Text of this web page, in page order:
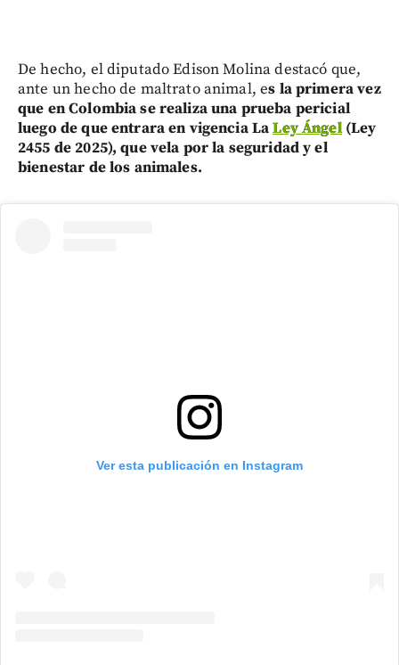
De hecho, el diputado Edison Molina destacó que,
ante un hecho de maltrato animal, es la primera vez
que en Colombia se realiza una prueba pericial
luego de que entrara en vigencia LaLey Ángel(Ley
2455 de 2025), que vela por la seguridad y el
bienestar de los animales.
Ver esta publicación en Instagram